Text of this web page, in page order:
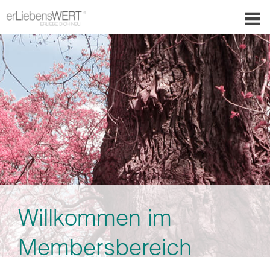
Willkommen im
Membersbereich